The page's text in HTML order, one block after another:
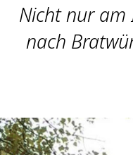
Nicht nur am
nach